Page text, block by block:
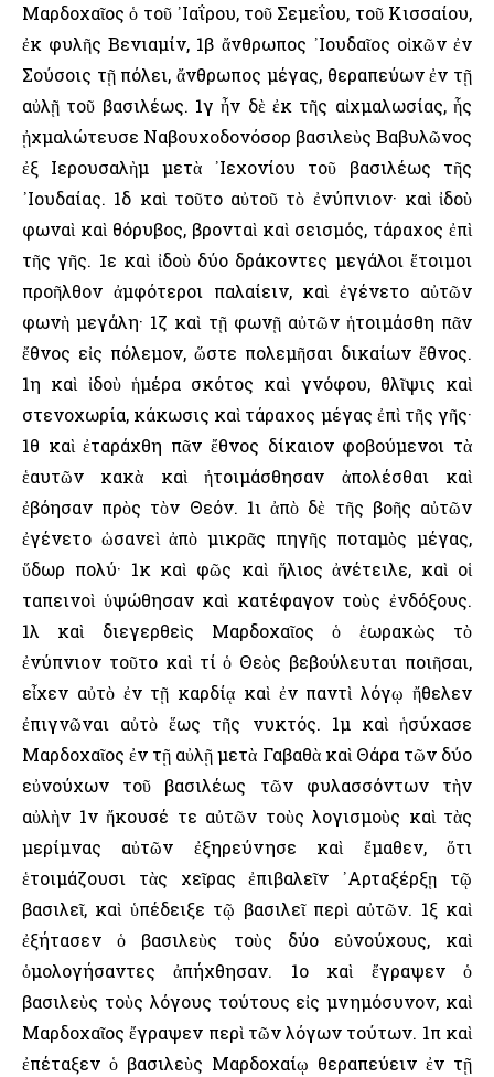
Μαρδοχαῖος ὁ τοῦ ᾿Ιαΐρου, τοῦ Σεμεΐου, τοῦ Κισσαίου,
ἐκ φυλῆς Βενιαμίν, 1β ἄνθρωπος ᾿Ιουδαῖος οἰκῶν ἐν
Σούσοις τῇ πόλει, ἄνθρωπος μέγας, θεραπεύων ἐν τῇ
αὐλῇ τοῦ βασιλέως. 1γ ἦν δὲ ἐκ τῆς αἰχμαλωσίας, ἧς
ᾐχμαλώτευσε Ναβουχοδονόσορ βασιλεὺς Βαβυλῶνος
ἐξ ῾Ιερουσαλὴμ μετὰ ᾿Ιεχονίου τοῦ βασιλέως τῆς
᾿Ιουδαίας. 1δ καὶ τοῦτο αὐτοῦ τὸ ἐνύπνιον· καὶ ἰδοὺ
φωναὶ καὶ θόρυβος, βρονταὶ καὶ σεισμός, τάραχος ἐπὶ
τῆς γῆς. 1ε καὶ ἰδοὺ δύο δράκοντες μεγάλοι ἕτοιμοι
προῆλθον ἀμφότεροι παλαίειν, καὶ ἐγένετο αὐτῶν
φωνὴ μεγάλη· 1ζ καὶ τῇ φωνῇ αὐτῶν ἡτοιμάσθη πᾶν
ἔθνος εἰς πόλεμον, ὥστε πολεμῆσαι δικαίων ἔθνος.
1η καὶ ἰδοὺ ἡμέρα σκότος καὶ γνόφου, θλῖψις καὶ
στενοχωρία, κάκωσις καὶ τάραχος μέγας ἐπὶ τῆς γῆς·
1θ καὶ ἐταράχθη πᾶν ἔθνος δίκαιον φοβούμενοι τὰ
ἑαυτῶν κακὰ καὶ ἡτοιμάσθησαν ἀπολέσθαι καὶ
ἐβόησαν πρὸς τὸν Θεόν. 1ι ἀπὸ δὲ τῆς βοῆς αὐτῶν
ἐγένετο ὡσανεὶ ἀπὸ μικρᾶς πηγῆς ποταμὸς μέγας,
ὕδωρ πολύ· 1κ καὶ φῶς καὶ ἥλιος ἀνέτειλε, καὶ οἱ
ταπεινοὶ ὑψώθησαν καὶ κατέφαγον τοὺς ἐνδόξους.
1λ καὶ διεγερθεὶς Μαρδοχαῖος ὁ ἑωρακὼς τὸ
ἐνύπνιον τοῦτο καὶ τί ὁ Θεὸς βεβούλευται ποιῆσαι,
εἶχεν αὐτὸ ἐν τῇ καρδίᾳ καὶ ἐν παντὶ λόγῳ ἤθελεν
ἐπιγνῶναι αὐτὸ ἕως τῆς νυκτός. 1μ καὶ ἡσύχασε
Μαρδοχαῖος ἐν τῇ αὐλῇ μετὰ Γαβαθὰ καὶ Θάρα τῶν δύο
εὐνούχων τοῦ βασιλέως τῶν φυλασσόντων τὴν
αὐλὴν 1ν ἤκουσέ τε αὐτῶν τοὺς λογισμοὺς καὶ τὰς
μερίμνας αὐτῶν ἐξηρεύνησε καὶ ἔμαθεν, ὅτι
ἑτοιμάζουσι τὰς χεῖρας ἐπιβαλεῖν ᾿Αρταξέρξῃ τῷ
βασιλεῖ, καὶ ὑπέδειξε τῷ βασιλεῖ περὶ αὐτῶν. 1ξ καὶ
ἐξήτασεν ὁ βασιλεὺς τοὺς δύο εὐνούχους, καὶ
ὁμολογήσαντες ἀπήχθησαν. 1ο καὶ ἔγραψεν ὁ
βασιλεὺς τοὺς λόγους τούτους εἰς μνημόσυνον, καὶ
Μαρδοχαῖος ἔγραψεν περὶ τῶν λόγων τούτων. 1π καὶ
ἐπέταξεν ὁ βασιλεὺς Μαρδοχαίῳ θεραπεύειν ἐν τῇ